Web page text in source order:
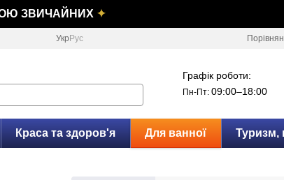
ЗВИЧАЙНИХ ✦
Укр Рус
Графік роботи:
Пн-Пт: 09:00–18:00
Краса та здоров'я Для ванної Туризм,